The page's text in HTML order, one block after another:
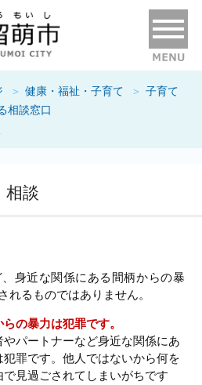
健康・福祉・子育て
子育て
相談窓口
相談
身近な関係にある間柄からの暴
れるものではありません。
の暴力は犯罪です。
パートナーなど身近な関係にあ
罪です。他人ではないから何を
で見過ごされてしまいがちです